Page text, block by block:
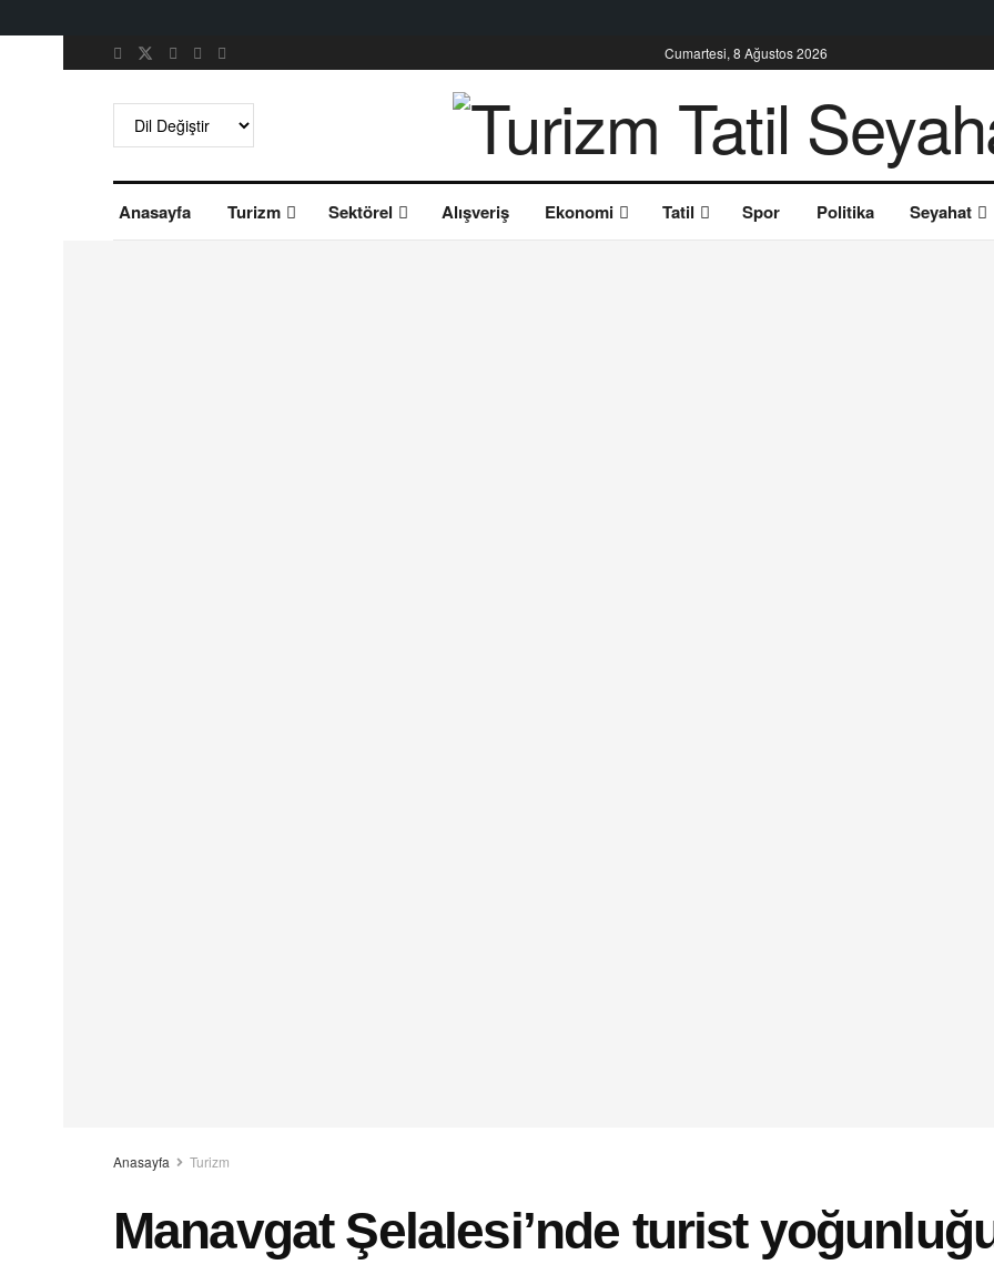
Cumartesi, 8 Ağustos 2026
Anasayfa Turizm Sektörel Alışveriş Ekonomi Tatil Spor Politika Seyahat
Anasayfa Turizm
Manavgat Şelalesi’nde turist